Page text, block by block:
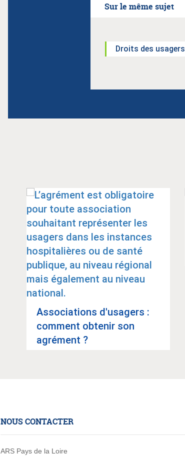
Sur le même sujet
Droits des usagers
Asso­cia­tions d'usa­gers :
com­ment obte­nir son
agré­ment ?
NOUS CONTACTER
ARS Pays de la Loire